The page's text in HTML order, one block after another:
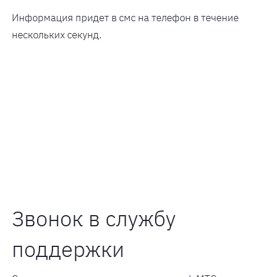
Информация придет в смс на телефон в течение
нескольких секунд.
Звонок в службу
поддержки